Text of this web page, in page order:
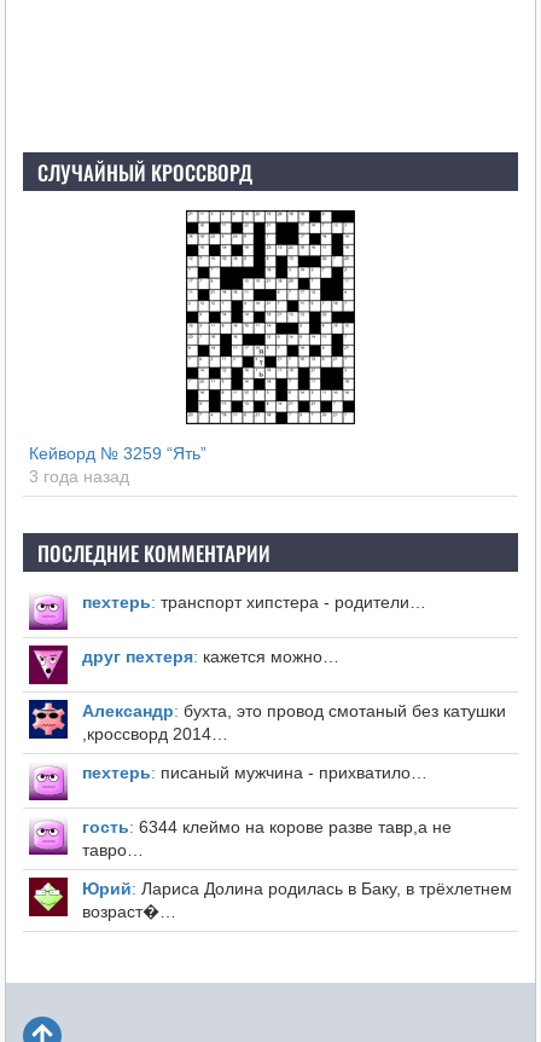
СЛУЧАЙНЫЙ КРОССВОРД
Кейворд № 3259 “Ять”
3 года назад
ПОСЛЕДНИЕ КОММЕНТАРИИ
пехтерь: транспорт хипстера - родители…
друг пехтеря: кажется можно…
Александр: бухта, это провод смотаный без катушки
,кроссворд 2014…
пехтерь: писаный мужчина - прихватило…
гость: 6344 клеймо на корове разве тавр,а не
тавро…
Юрий: Лариса Долина родилась в Баку, в трёхлетнем
возраст�…